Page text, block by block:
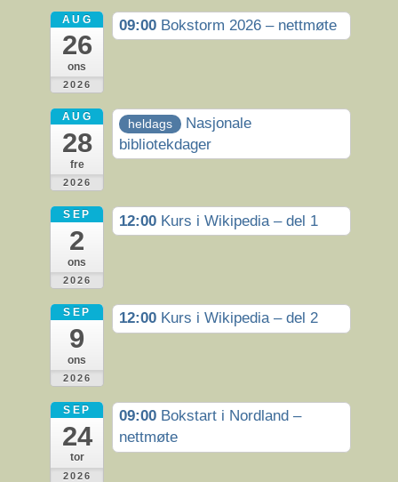
AUG
26
ons
2026
09:00 Bokstorm 2026 – nettmøte
AUG
28
fre
2026
heldags
Nasjonale
bibliotekdager
SEP
2
ons
2026
12:00 Kurs i Wikipedia – del 1
SEP
9
ons
2026
12:00 Kurs i Wikipedia – del 2
SEP
24
tor
2026
09:00 Bokstart i Nordland –
nettmøte